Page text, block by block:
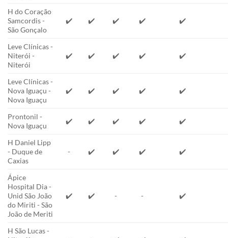
H do Coração
Samcordis -
São Gonçalo
✔️ ✔️ ✔️ ✔️ ✔️
Leve Clínicas -
Niterói -
Niterói
✔️ ✔️ ✔️ ✔️ ✔️
Leve Clínicas -
Nova Iguaçu -
Nova Iguaçu
✔️ ✔️ ✔️ ✔️ ✔️
Prontonil -
Nova Iguaçu
✔️ ✔️ ✔️ ✔️ ✔️
H Daniel Lipp
- Duque de
Caxias
- ✔️ ✔️ ✔️ ✔️
Ápice
Hospital Dia -
Unid São João
do Miriti - São
João de Meriti
✔️ ✔️ - - ✔️
H São Lucas -